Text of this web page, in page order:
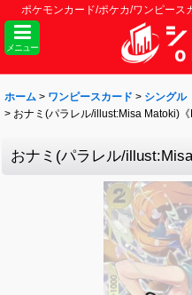
ポケモンカード/ポケカ/ワンピー
メニュー
ホーム > ワンピースカード > シングル
> おナミ(パラレル/illust:Misa Matoki)
おナミ(パラレル/